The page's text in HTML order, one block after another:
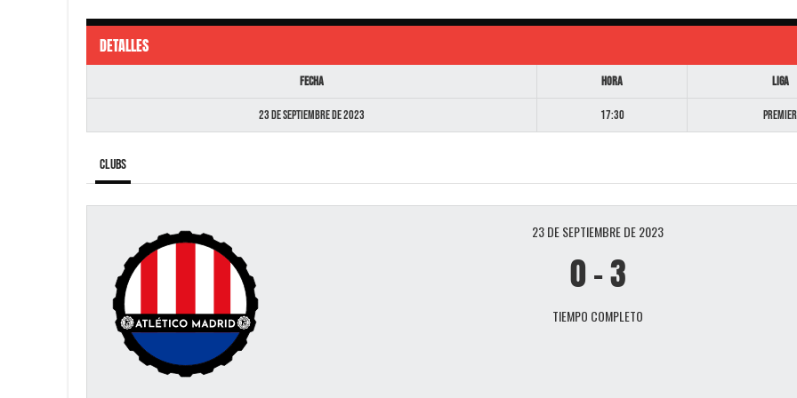
DETALLES
Fecha Hora Liga
23 de septiembre de 2023 17:30 Premier
Clubs
23 DE SEPTIEMBRE DE 2023
0-3
TIEMPO COMPLETO